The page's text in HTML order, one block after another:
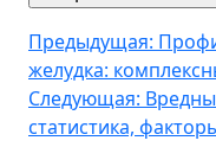
Навигация
по
записям
Предыдущая:
желудка:
Следующая:
статистика,